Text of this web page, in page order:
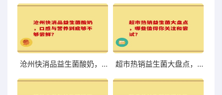
沧州快消品益生菌酸奶，口感与营养到底够不够尝鲜？ 超市热销益生菌大盘点，哪些值得你关注和尝试？